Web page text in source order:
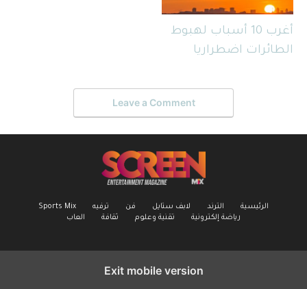
أغرب 10 أسباب لهبوط
الطائرات اضطراريا
Leave a Comment
الرئيسية الترند لابف ستايل فن ترفيه
Sports Mix
رياضة إلكترونية
تقنية وعلوم ثقافة العاب
Exit mobile version